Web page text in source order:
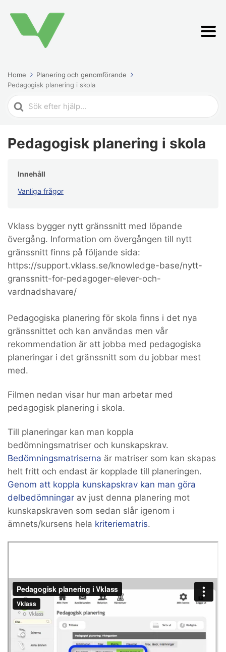
Home
Planering och genomförande
Pedagogisk planering i skola
Search
For
Pedagogisk planering i skola
Innehåll
Vanliga frågor
Vklass bygger nytt gränssnitt med löpande
övergång. Information om övergången till nytt
gränssnitt finns på följande sida:
https://support.vklass.se/knowledge-base/nytt-
granssnitt-for-pedagoger-elever-och-
vardnadshavare/
Pedagogiska planering för skola finns i det nya
gränssnittet och kan användas men vår
rekommendation är att jobba med pedagogiska
planeringar i det gränssnitt som du jobbar mest
med.
Filmen nedan visar hur man arbetar med
pedagogisk planering i skola.
Till planeringar kan man koppla
bedömningsmatriser och kunskapskrav.
Bedömningsmatriserna är matriser som kan skapas
helt fritt och endast är kopplade till planeringen.
Genom att koppla kunskapskrav kan man göra
delbedömningar av just denna planering mot
kunskapskraven som sedan slår igenom i
ämnets/kursens hela kriteriematris.